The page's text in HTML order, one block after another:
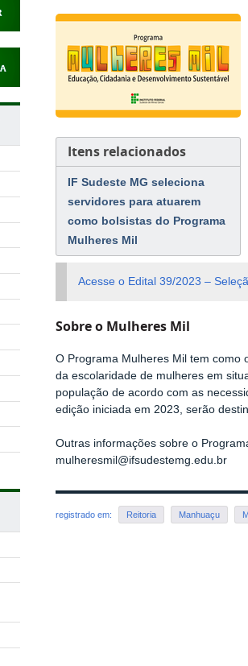
Itens relacionados
IF Sudeste MG seleciona
servidores para atuarem
como bolsistas do Programa
Mulheres Mil
Acesse o Edital 39/2023 –
Sobre o Mulheres Mil
O Programa Mulheres Mil tem como
da escolaridade de mulheres em
população de acordo com as
edição iniciada em 2023, serão
Outras informações sobre o
mulheresmil@ifsudestemg.edu.br
registrado em: Reitoria Manhuaçu